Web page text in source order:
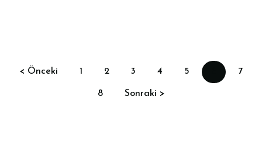
< Önceki 1 2 3 4 5 7
8 Sonraki >